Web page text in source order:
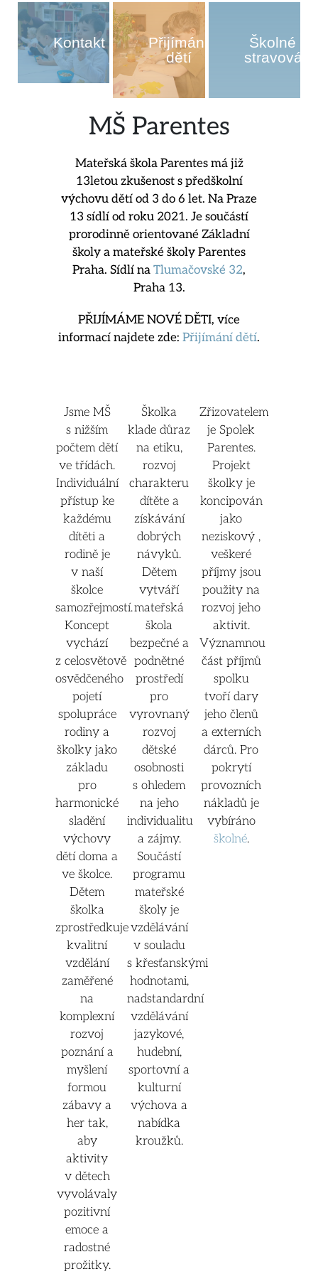
Kontakt
Přijímání
dětí
Školné &
stravování
MŠ Parentes
Mateřská škola Parentes má již
13letou zkušenost s předškolní
výchovu dětí od 3 do 6 let. Na Praze
13 sídlí od roku 2021. Je součástí
prorodinně orientované Základní
školy a mateřské školy Parentes
Praha. Sídlí na Tlumačovské 32,
Praha 13.
PŘIJÍMÁME NOVÉ DĚTI, více
informací najdete zde: Přijímání dětí.
Jsme MŠ
s nižším
počtem dětí
ve třídách.
Individuální
přístup ke
každému
dítěti a
rodině je
v naší
školce
samozřejmostí.
Koncept
vychází
z celosvětově
osvědčeného
pojetí
spolupráce
rodiny a
školky jako
základu
pro
harmonické
sladění
výchovy
dětí doma a
ve školce.
Dětem
školka
zprostředkuje
kvalitní
vzdělání
zaměřené
na
komplexní
rozvoj
poznání a
myšlení
formou
zábavy a
her tak,
aby
aktivity
v dětech
vyvolávaly
pozitivní
emoce a
radostné
prožitky.
Školka
klade důraz
na etiku,
rozvoj
charakteru
dítěte a
získávání
dobrých
návyků.
Dětem
vytváří
mateřská
škola
bezpečné a
podnětné
prostředí
pro
vyrovnaný
rozvoj
dětské
osobnosti
s ohledem
na jeho
individualitu
a zájmy.
Součástí
programu
mateřské
školy je
vzdělávání
v souladu
s křesťanskými
hodnotami,
nadstandardní
vzdělávání
jazykové,
hudební,
sportovní a
kulturní
výchova a
nabídka
kroužků.
Zřizovatelem
je Spolek
Parentes.
Projekt
školky je
koncipován
jako
neziskový ,
veškeré
příjmy jsou
použity na
rozvoj jeho
aktivit.
Významnou
část příjmů
spolku
tvoří dary
jeho členů
a externích
dárců. Pro
pokrytí
provozních
nákladů je
vybíráno
školné.